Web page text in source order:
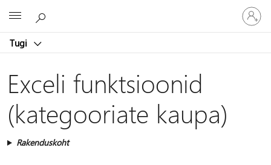
Tugi
Logige
sisse
oma
Exceli funktsioonid
(kategooriate kaupa)
Rakenduskoht